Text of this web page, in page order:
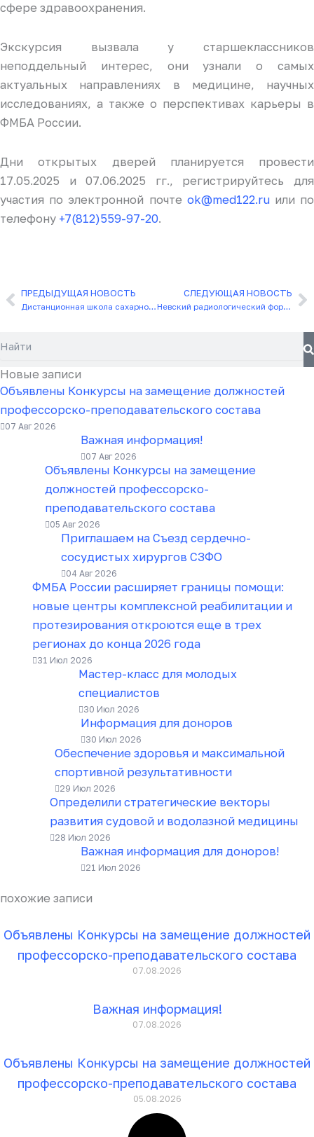
сфере здравоохранения.
Экскурсия вызвала у старшеклассников
неподдельный интерес, они узнали о самых
актуальных направлениях в медицине, научных
исследованиях, а также о перспективах карьеры в
ФМБА России.
Дни открытых дверей планируется провести
17.05.2025 и 07.06.2025 гг., регистрируйтесь для
участия по электронной почте ok@med122.ruили по
телефону +7(812)559-97-20.
Назад
ПРЕДЫДУЩАЯ НОВОСТЬ
Дистанционная школа сахарного диабета
СЛЕДУЮЩАЯ НОВОСТЬ
Невский радиологический форум 2025
Новые записи
Объявлены Конкурсы на замещение должностей
профессорско-преподавательского состава
07 Авг 2026
Важная информация!
07 Авг 2026
Объявлены Конкурсы на замещение
должностей профессорско-
преподавательского состава
05 Авг 2026
Приглашаем на Съезд сердечно-
сосудистых хирургов СЗФО
04 Авг 2026
ФМБА России расширяет границы помощи:
новые центры комплексной реабилитации и
протезирования откроются еще в трех
регионах до конца 2026 года
31 Июл 2026
Мастер-класс для молодых
специалистов
30 Июл 2026
Информация для доноров
30 Июл 2026
Обеспечение здоровья и максимальной
спортивной результативности
29 Июл 2026
Определили стратегические векторы
развития судовой и водолазной медицины
28 Июл 2026
Важная информация для доноров!
21 Июл 2026
похожие записи
Объявлены Конкурсы на замещение должностей
профессорско-преподавательского состава
07.08.2026
Важная информация!
07.08.2026
Объявлены Конкурсы на замещение должностей
профессорско-преподавательского состава
05.08.2026